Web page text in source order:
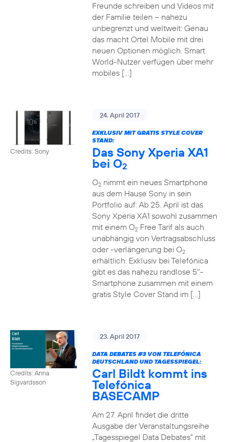
Freunde schreiben und Videos mit
der Familie teilen – nahezu
unbegrenzt und weltweit: Genau
das macht Ortel Mobile mit drei
neuen Optionen möglich. Smart
World-Nutzer verfügen über mehr
mobiles […]
Credits: Sony
24. April 2017
EXKLUSIV MIT GRATIS STYLE COVER
STAND:
Das Sony Xperia XA1
bei O2
O2nimmt ein neues Smartphone
aus dem Hause Sony in sein
Portfolio auf: Ab 25. April ist das
Sony Xperia XA1 sowohl zusammen
mit einem O2Free Tarif als auch
unabhängig von Vertragsabschluss
oder -verlängerung bei O2
erhältlich. Exklusiv bei Telefónica
gibt es das nahezu randlose 5‘‘-
Smartphone zusammen mit einem
gratis Style Cover Stand im […]
Credits: Anna
Sigvardsson
23. April 2017
DATA DEBATES #3VON TELEFÓNICA
DEUTSCHLAND UND TAGESSPIEGEL:
Carl Bildt kommt ins
Telefónica
BASECAMP
Am 27. April findet die dritte
Ausgabe der Veranstaltungsreihe
„Tagesspiegel Data Debates“ mit